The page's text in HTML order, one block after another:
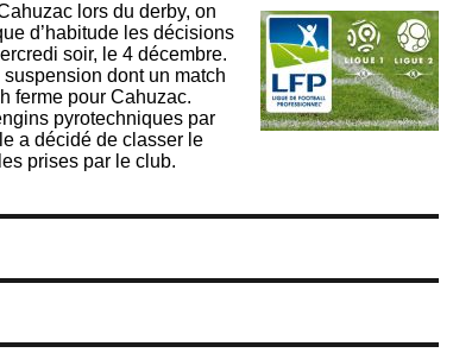
lors du derby, on
d’habitude les décisions
soir, le 4 décembre.
dont un match
ferme pour Cahuzac.
pyrotechniques par
a décidé de classer le
prises par le club.